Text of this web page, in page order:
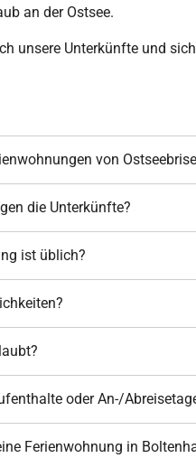
an der Ostsee.
unsere Unterkünfte und
von
die Unterkünfte?
ist üblich?
oder An-/
Ferienwohnung in